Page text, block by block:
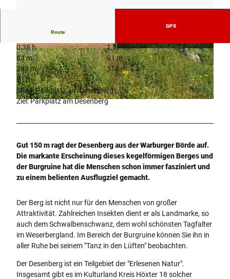
© Kulturland Kreis Höxter, Katja Krajewski |CC-BY-SA
© Kulturland Kreis Höxter, Katja Krajewski |
CC-BY-SA
© Kulturland Kreis Höxter, Katja Krajewski |
CC-BY-SA
Route
GPX
0:38 h
1,71 km
84 m
91 m
243 m
314 m
71 m
Start: Parkplatz am Desenberg
Ziel: Parkplatz am Desenberg
Gut 150 m ragt der Desenberg aus der Warburger Börde auf.
Die markante Erscheinung dieses kegelförmigen Berges und
der Burgruine hat die Menschen schon immer fasziniert und
zu einem belienten Ausflugziel gemacht.
Der Berg ist nicht nur für den Menschen von großer
Attraktivität. Zahlreichen Insekten dient er als Landmarke, so
auch dem Schwalbenschwanz, dem wohl schönsten Tagfalter
im Weserbergland. Im Bereich der Burgruine können Sie ihn in
aller Ruhe bei seinem "Tanz in den Lüften" beobachten.
Der Desenberg ist ein Teilgebiet der "Erlesenen Natur".
Insgesamt gibt es im Kulturland Kreis Höxter 18 solcher